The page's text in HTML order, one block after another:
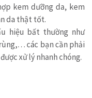
kem dưỡng da, kem
da thật tốt.
hiệu bất thường như
các bạn cần phải
xử lý nhanh chóng.